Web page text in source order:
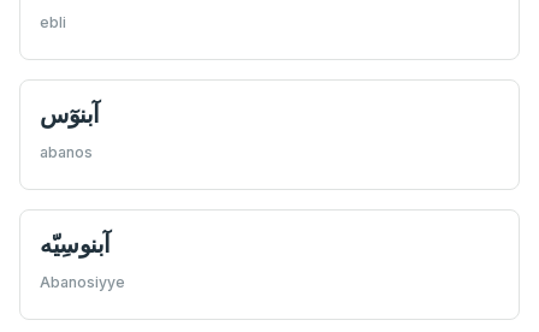
ebli
آبنوٓس
abanos
آبنوسِیّه‌
Abanosiyye